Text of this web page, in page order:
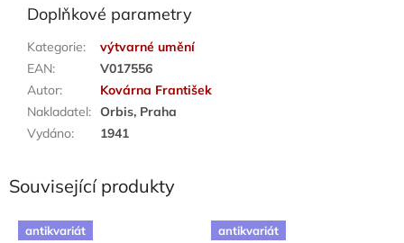
Doplňkové parametry
Kategorie:
výtvarné umění
EAN:
V017556
Autor:
Kovárna František
Nakladatel: Orbis, Praha
Vydáno: 1941
Související produkty
antikvariát antikvariát